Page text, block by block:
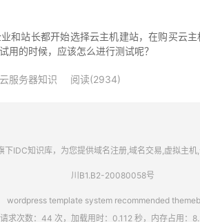
和站长都开始选择云主机建站，在购买云主
用的时候，应该怎么进行测试呢？
云服务器知识 阅读(2934)
下IDC知识库，为您提供域名注册,域名交易,虚拟主
川B1.B2-20080058号
wordpress template system recommended
请求次数：44 次，加载用时：0.112 秒，内存占用：